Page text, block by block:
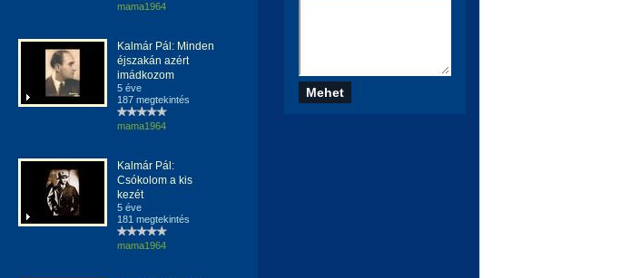
mama1964
Kalmár Pál: Minden
éjszakán azért
imádkozom
5 éve
187 megtekintés
mama1964
Kalmár Pál:
Csókolom a kis
kezét
5 éve
181 megtekintés
mama1964